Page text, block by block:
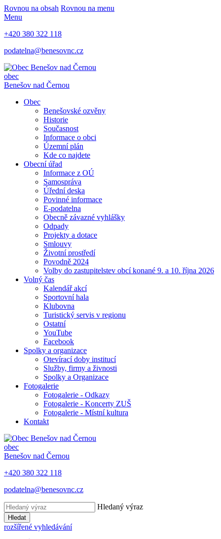
Rovnou na obsah Rovnou na menu
Menu
+420 380 322 118
podatelna@benesovnc.cz
obec
Benešov nad Černou
Obec
Benešovské ozvěny
Historie
Současnost
Informace o obci
Územní plán
Kde co najdete
Obecní úřad
Informace z OÚ
Samospráva
Úřední deska
Povinné informace
E-podatelna
Obecně závazné vyhlášky
Odpady
Projekty a dotace
Smlouvy
Životní prostředí
Povodně 2024
Volby do zastupitelstev obcí konané 9. a 10. října 2026
Volný čas
Kalendář akcí
Sportovní hala
Klubovna
Turistický servis v regionu
Ostatní
YouTube
Facebook
Spolky a organizace
Otevírací doby institucí
Služby, firmy a živnosti
Spolky a Organizace
Fotogalerie
Fotogalerie - Odkazy
Fotogalerie - Koncerty ZUŠ
Fotogalerie - Místní kultura
Kontakt
obec
Benešov nad Černou
+420 380 322 118
podatelna@benesovnc.cz
Hledaný výraz
Hledat
rozšířené vyhledávání